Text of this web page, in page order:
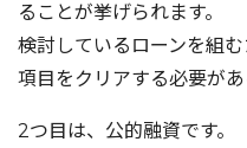
ることが挙げられます。
検討しているローンを組
項目をクリアする必要があ
2つ目は、公的融資です。